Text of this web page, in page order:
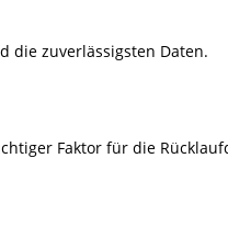
die zuverlässigsten Daten.
Faktor für die